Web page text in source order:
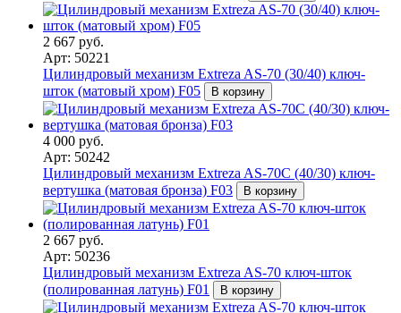
2 667 руб.
Арт: 50221
Цилиндровый механизм Extreza AS-70 (30/40) ключ-
шток (матовый хром) F05
В корзину
4 000 руб.
Арт: 50242
Цилиндровый механизм Extreza AS-70C (40/30) ключ-
вертушка (матовая бронза) F03
В корзину
2 667 руб.
Арт: 50236
Цилиндровый механизм Extreza AS-70 ключ-шток
(полированная латунь) F01
В корзину